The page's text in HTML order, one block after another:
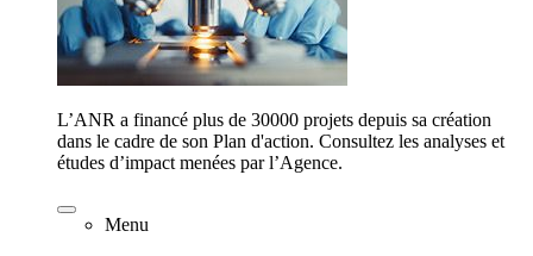
L’ANR a financé plus de 30000 projets depuis sa création
dans le cadre de son Plan d'action. Consultez les analyses et
études d’impact menées par l’Agence.
Menu